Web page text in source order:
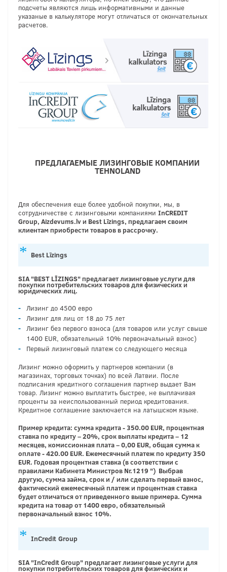
подсчеты являются лишь информативными и данные
указаные в калькуляторе могут отличаться от окончательных
расчетов.
ПРЕДЛАГАЕМЫЕ ЛИЗИНГОВЫЕ КОМПАНИИ
TEHNOLAND
Для обеспечения еще более удобной покупки, мы, в
сотрудничестве с лизинговыми компаниями InCREDIT
Group, Aizdevums.lv и Best Līzings, предлагаем своим
клиентам приобрести товаровв рассрочку.
Best Līzings
SIA "BEST LĪZINGS" предлагает лизинговые услуги для
покупки потребительских товаров для физических и
юридических лиц.
Лизинг до 4500 евро
Лизинг для лиц от 18 до 75 лет
Лизинг без первого взноса (для товаров или услуг свыше
1400 EUR, обязательный 10% первоначальный взнос)
Первый лизинговый платеж со следующего месяца
Лизинг можно оформить у партнеров компании (в
магазинах, торговых точках) по всей Латвии. После
подписания кредитного соглашения партнер выдает Вам
товар. Лизинг можно выплатить быстрее, не выплачивая
проценты за неиспользованный период кредитования.
Кредитное соглашение заключается на латышском языке.
Пример кредита: сумма кредита - 350.00 EUR, процентная
ставка по кредиту – 20%, срок выплаты кредита – 12
месяцев, комиссионная плата – 0,00 EUR, общая сумма к
оплате - 420.00 EUR. Ежемесячный платеж по кредиту 350
EUR. Годовая процентная ставка (в соответствии с
правилами Кабинета Министров Nr.1219 ") Выбрав
другую, сумма займа, срок и / или сделать первый взнос,
фактический ежемесячный платеж и процентная ставка
будет отличаться от приведенного выше примера. Сумма
кредита на товар от 1400 евро, обязательный
первоначальный взнос 10%.
InCredit Group
SIA "InCredit Group" предлагает лизинговые услуги для
покупки потребительских товаров для физических и